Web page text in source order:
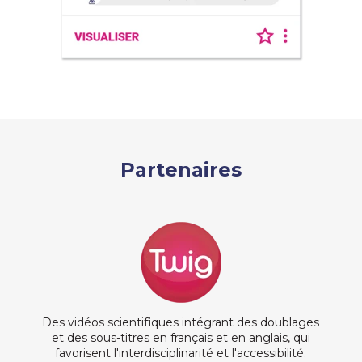
Partenaires
Des vidéos scientifiques intégrant des doublages
et des sous-titres en français et en anglais, qui
favorisent l'interdisciplinarité et l'accessibilité.